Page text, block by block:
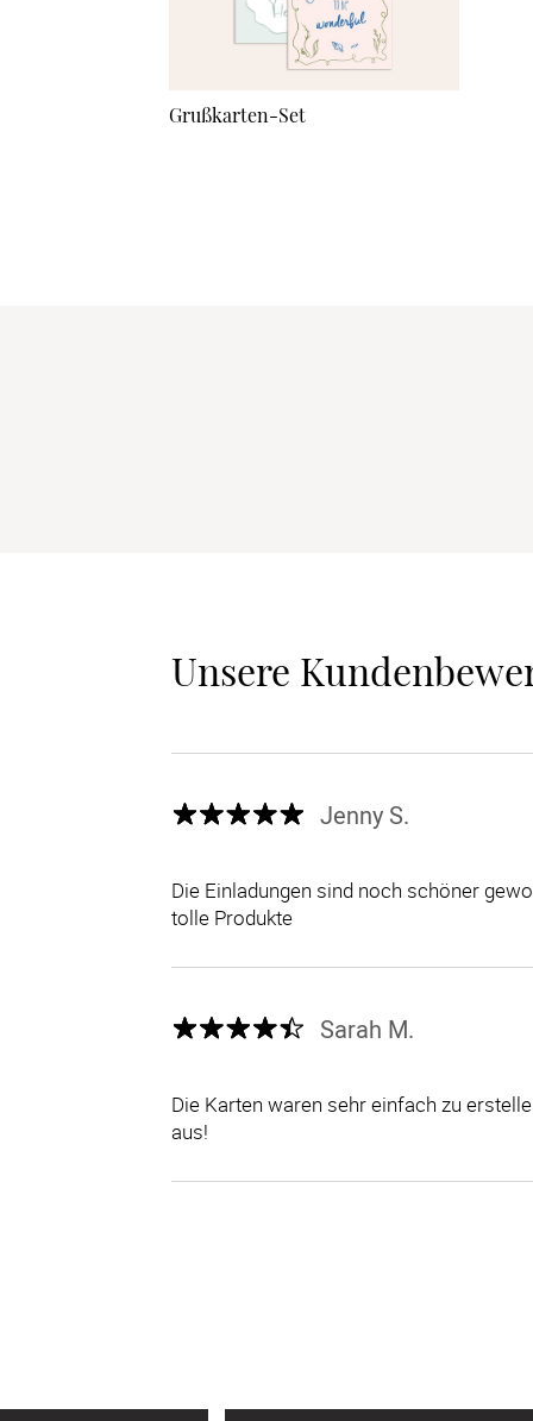
Grußkarten-Set
Unsere
Jenny S.
Die Einladungen sind noch schöner
tolle Produkte
Sarah M.
Die Karten waren sehr einfach zu
aus!